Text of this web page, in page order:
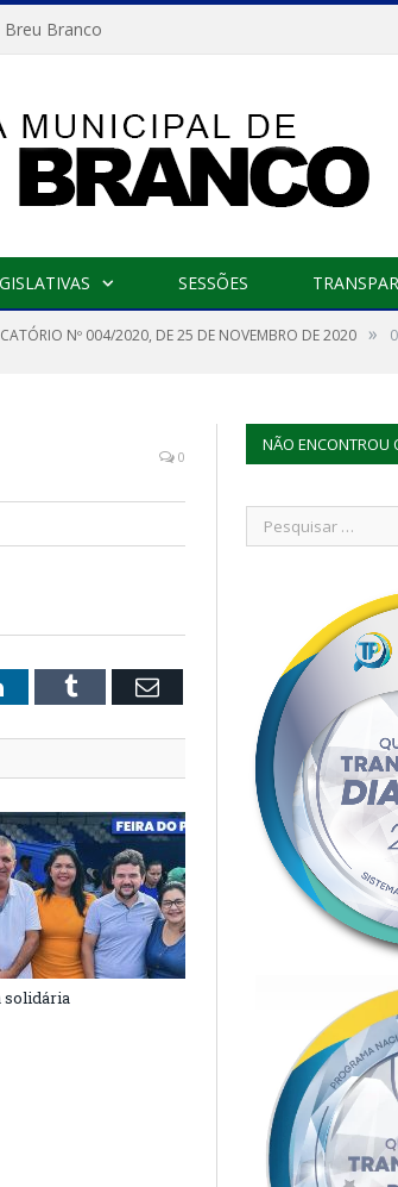
Breu Branco
SESSÕES
Nº 004/2020, DE 25 DE NOVEMBRO DE 2020 »
0
LinkedInTumblr Email
solidária
NÃO ENCONTROU